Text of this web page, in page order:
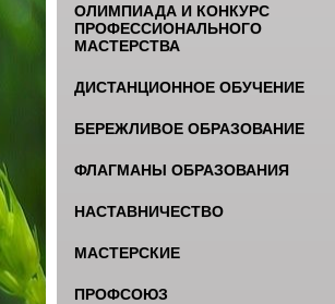
ОЛИМПИАДА И КОНКУРС
ПРОФЕССИОНАЛЬНОГО
МАСТЕРСТВА
ДИСТАНЦИОННОЕ ОБУЧЕНИЕ
БЕРЕЖЛИВОЕ ОБРАЗОВАНИЕ
ФЛАГМАНЫ ОБРАЗОВАНИЯ
НАСТАВНИЧЕСТВО
МАСТЕРСКИЕ
ПРОФСОЮЗ